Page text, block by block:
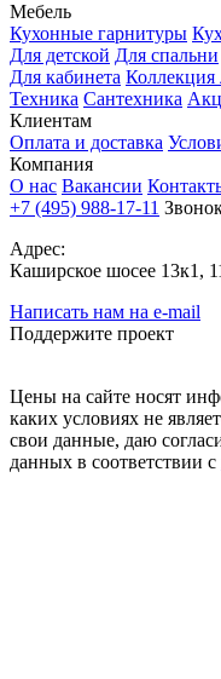
Мебель
Кухонные гарнитуры
Для детской Для спальни
Для кабинета Коллекция
Техника Сантехника
Клиентам
Оплата и доставка
Компания
О нас Вакансии
+7 (495) 988-17-11
Адрес:
Каширское шосее 13к1,
Написать нам на e-mail
Поддержите проект
Цены на сайте носят
каких условиях не
свои данные, даю
данных в соответствии с